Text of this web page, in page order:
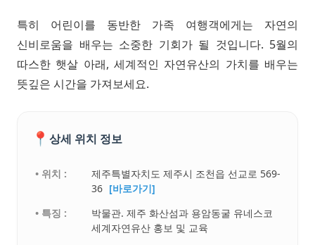
특히 어린이를 동반한 가족 여행객에게는 자연의
신비로움을 배우는 소중한 기회가 될 것입니다. 5월의
따스한 햇살 아래, 세계적인 자연유산의 가치를 배우는
뜻깊은 시간을 가져보세요.
📍 상세 위치 정보
• 위치 :
제주특별자치도 제주시 조천읍 선교로 569-
36 [바로가기]
• 특징 :
박물관. 제주 화산섬과 용암동굴 유네스코
세계자연유산 홍보 및 교육